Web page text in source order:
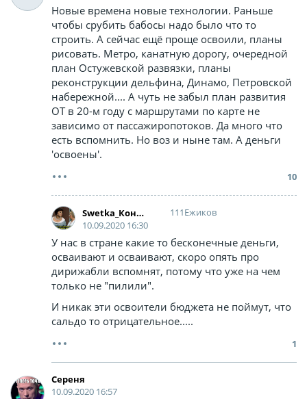
Новые времена новые технологии. Раньше
чтобы срубить бабосы надо было что то
строить. А сейчас ещё проще освоили, планы
рисовать. Метро, канатную дорогу, очередной
план Остужевской развязки, планы
реконструкции дельфина, Динамо, Петровской
набережной.... А чуть не забыл план развития
ОТ в 20-м году с маршрутами по карте не
зависимо от пассажиропотоков. Да много что
есть вспомнить. Но воз и ныне там. А деньги
'освоены'.
10
Swetka_Конфетка
111Ежиков
10.09.2020 16:30
У нас в стране какие то бесконечные деньги,
осваивают и осваивают, скоро опять про
дирижабли вспомнят, потому что уже на чем
только не "пилили".
И никак эти освоители бюджета не поймут, что
сальдо то отрицательное.....
1
Сереня
10.09.2020 16:57